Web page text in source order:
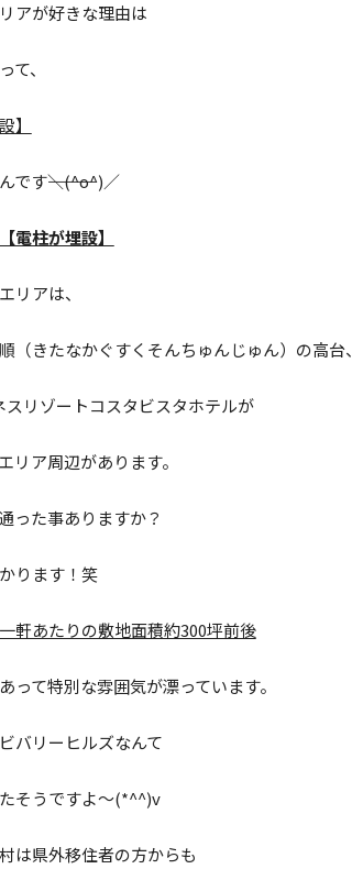
アが好きな理由は
て、
】
す――――――＼(^o^)／
【電柱が埋設】
リアは、
（きたなかぐすくそんちゅんじゅん）の高台、
スリゾートコスタビスタホテルが
リア周辺があります。
った事ありますか？
ります！笑
軒あたりの敷地面積約300坪前後
って特別な雰囲気が漂っています。
バリーヒルズなんて
そうですよ～(*^^)v
は県外移住者の方からも